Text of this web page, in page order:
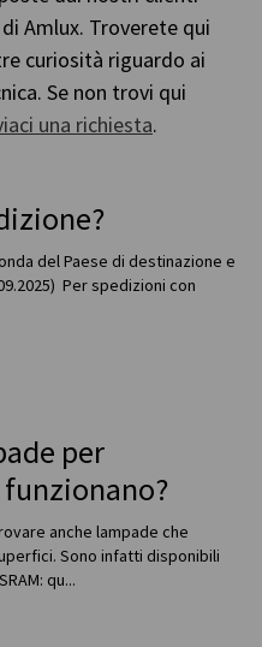
Amlux. Troverete qui
curiosità riguardo ai
Se non trovi qui
una richiesta.
del Paese di destinazione e
Per spedizioni con
per
anche lampade che
Sono infatti disponibili
qu...